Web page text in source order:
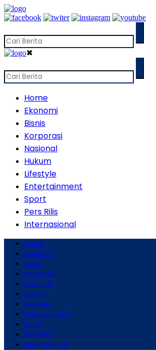
✖
Home
Ekonomi
Bisnis
Korporasi
Nasional
Hukum
Lifestyle
Entertainment
Sport
Pers Rilis
Internasional
Home
Ekonomi
Bisnis
Korporasi
Nasional
Hukum
Lifestyle
Entertainment
Sport
Pers Rilis
Internasional